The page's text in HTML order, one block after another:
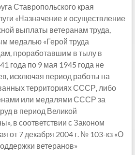
Ставропольского края
«Назначение и осуществление
выплаты ветеранам труда,
медалью «Герой труда
проработавшим в тылу в
года по 9 мая 1945 года не
исключая период работы на
территориях СССР, либо
или медалями СССР за
в период Великой
в соответствии с Законом
от 7 декабря 2004 г. № 103-кз «О
ветеранов»